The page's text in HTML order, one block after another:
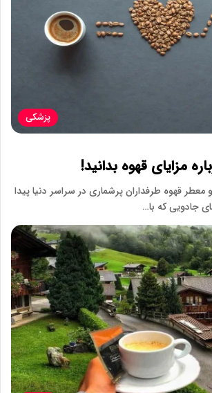
پزشکی
مزایای قهوه بدانید!
قهوه طرفداران پرشماری در سراسر دنیا پیدا
جادویی که با…